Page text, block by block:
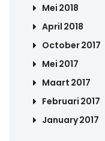
Mei 2018
April 2018
October 2017
Mei 2017
Maart 2017
Februari 2017
January 2017